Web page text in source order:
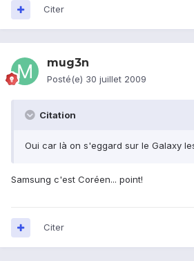
Citer
mug3n
Posté(e) 30 juillet 2009
Citation
Oui car là on s'eggard sur le Galaxy
Samsung c'est Coréen... point!
Citer